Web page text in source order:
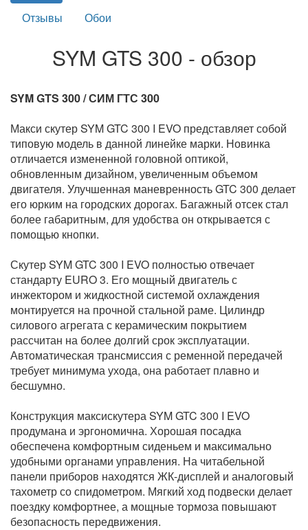
Отзывы
Обои
SYM GTS 300 - обзор
SYM GTS 300 / СИМ ГТС 300
Макси скутер SYM GTC 300 I EVO представляет собой
типовую модель в данной линейке марки. Новинка
отличается измененной головной оптикой,
обновленным дизайном, увеличенным объемом
двигателя. Улучшенная маневренность GTC 300 делает
его юрким на городских дорогах. Багажный отсек стал
более габаритным, для удобства он открываeтся с
помощью кнопки.
Скутер SYM GTC 300 I EVO полностью отвечает
стандарту EURO 3. Его мощный двигатель с
инжектором и жидкостной системой охлаждения
монтируется на прочной стальной раме. Цилиндр
силового агрегата с керамическим покрытием
рассчитан на более долгий срок эксплуатации.
Автоматическая трансмиссия с ременной передачей
требует минимума ухода, она работает плавно и
бесшумно.
Конструкция максискутера SYM GTC 300 I EVO
продумана и эргономична. Хорошая посадка
обеспечена комфортным сиденьем и максимально
удобными органами управления. На читабельной
панели приборов находятся ЖК-дисплей и аналоговый
тахометр со спидометром. Мягкий ход подвески делает
поездку комфортнее, а мощные тормоза повышают
безопасность передвижения.